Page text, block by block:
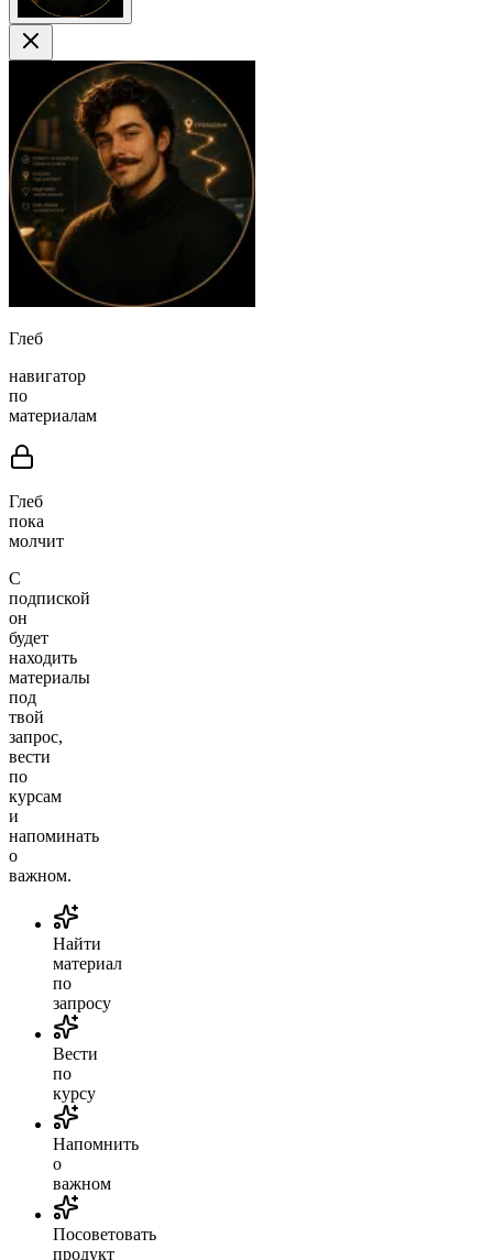
Глеб
навигатор
по
материалам
Глеб
пока
молчит
С
подпиской
он
будет
находить
материалы
под
твой
запрос,
вести
по
курсам
и
напоминать
о
важном.
Найти
материал
по
запросу
Вести
по
курсу
Напомнить
о
важном
Посоветовать
продукт